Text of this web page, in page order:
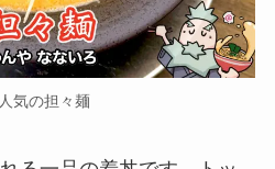
気の担々麺